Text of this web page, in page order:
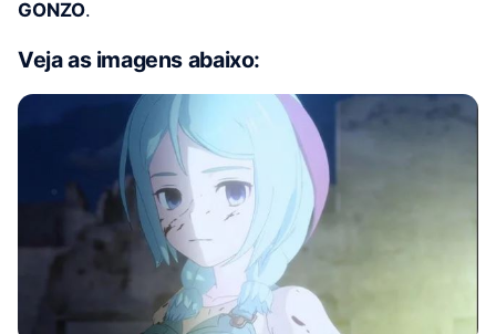
GONZO.
Veja as imagens abaixo: